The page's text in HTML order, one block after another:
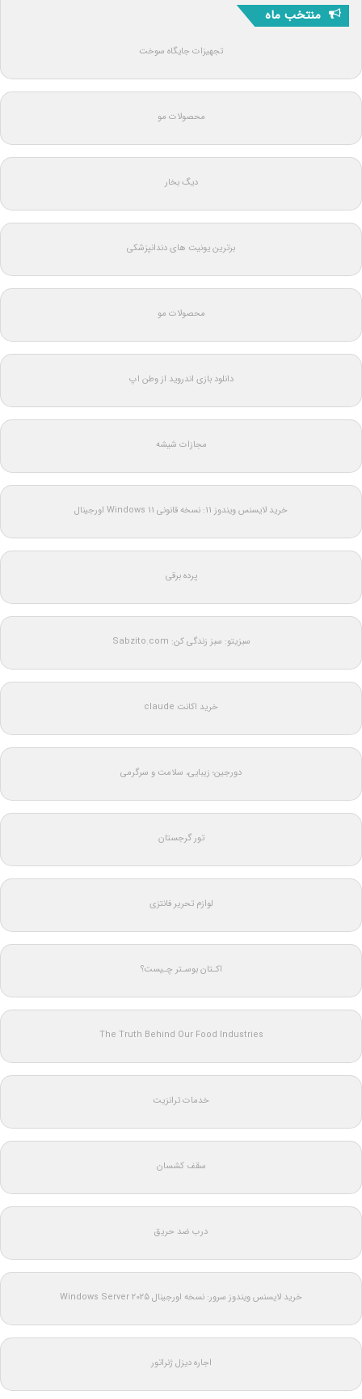
منتخب ماه
تجهیزات جایگاه سوخت
محصولات مو
دیگ بخار
برترین یونیت های دندانپزشکی
محصولات مو
دانلود بازی اندروید از وطن اپ
مجازات شیشه
خرید لایسنس ویندوز 11: نسخه قانونی Windows 11 اورجینال
پرده برقی
سبزیتو: سبز زندگی کن: Sabzito.com
خرید اکانت claude
دورجین؛ زیبایی، سلامت و سرگرمی
تور گرجستان
لوازم تحریر فانتزی
اکـتان بوسـتر چـیست؟
The Truth Behind Our Food Industries
خدمات ترانزیت
سقف کشسان
درب ضد حریق
خرید لایسنس ویندوز سرور: نسخه اورجینال Windows Server 2025
اجاره دیزل ژنراتور